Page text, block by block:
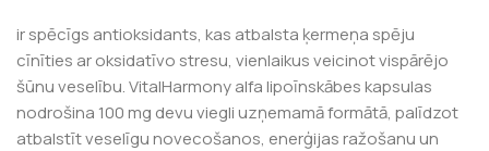
ir spēcīgs antioksidants, kas atbalsta ķermeņa spēju
cīnīties ar oksidatīvo stresu, vienlaikus veicinot vispārējo
šūnu veselību. VitalHarmony alfa lipoīnskābes kapsulas
nodrošina 100 mg devu viegli uzņemamā formātā, palīdzot
atbalstīt veselīgu novecošanos, enerģijas ražošanu un